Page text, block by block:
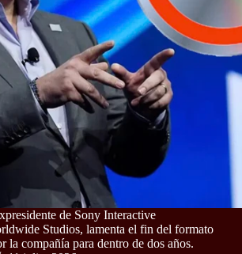
de Sony Interactive
Studios, lamenta el fin del formato
la compañía para dentro de dos años.